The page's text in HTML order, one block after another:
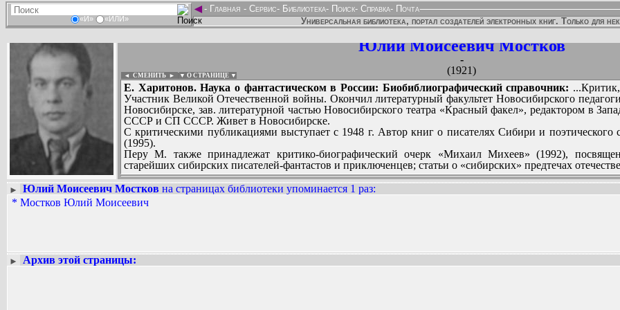
«И» «ИЛИ»
◄- Главная - Сервис- Библиотека- Поиск- Справка- Почта
Универсальная библиотека, портал создателей электронных книг. Только для
Юлий Моисеевич Мостков
-
(1921)
◄ СМЕНИТЬ ► ▼ О СТРАНИЦЕ ▼
Е. Харитонов. Наука о фантастическом в России: Биобиблиографический справочник:
Участник Великой Отечественной войны. Окончил литературный факультет Новосибирского
Новосибирске, зав. литературной частью Новосибирского театра «Красный факел», редактором в
СССР и СП СССР. Живет в Новосибирске.
С критическими публикациями выступает с 1948 г. Автор книг о писателях Сибири и поэтического
(1995).
Перу М. также принадлежат критико-биографический очерк «Михаил Михеев» (1992),
старейших сибирских писателей-фантастов и приключенцев; статьи о «сибирских» предтечах
Вадим Ершов...
...
► Юлий Моисеевич Мостков на страницах библиотеки упоминается 1 раз:
* Мостков Юлий Моисеевич
► Архив этой страницы: